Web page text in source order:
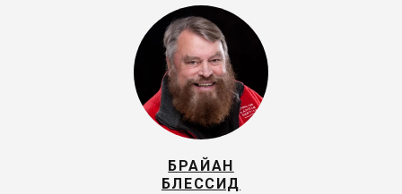
БРАЙАН
БЛЕССИД